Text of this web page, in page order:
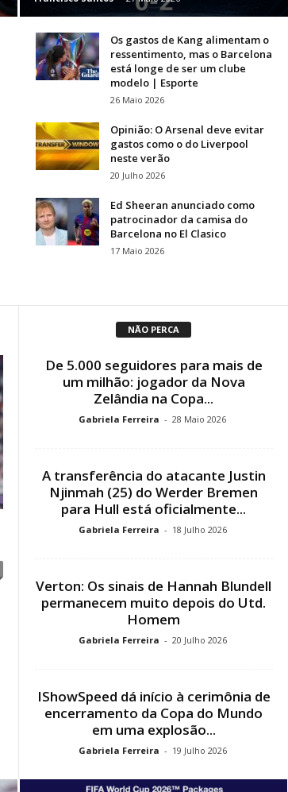
Os gastos de Kang alimentam o
ressentimento, mas o Barcelona
está longe de ser um clube
modelo | Esporte
26 Maio 2026
Opinião: O Arsenal deve evitar
gastos como o do Liverpool
neste verão
20 Julho 2026
Ed Sheeran anunciado como
patrocinador da camisa do
Barcelona no El Clasico
17 Maio 2026
NÃO PERCA
De 5.000 seguidores para mais de
um milhão: jogador da Nova
Zelândia na Copa...
Gabriela Ferreira - 28 Maio 2026
A transferência do atacante Justin
Njinmah (25) do Werder Bremen
para Hull está oficialmente...
Gabriela Ferreira - 18 Julho 2026
Verton: Os sinais de Hannah Blundell
permanecem muito depois do Utd.
Homem
Gabriela Ferreira - 20 Julho 2026
IShowSpeed ​​​​​​dá início à cerimônia de
encerramento da Copa do Mundo
em uma explosão...
Gabriela Ferreira - 19 Julho 2026